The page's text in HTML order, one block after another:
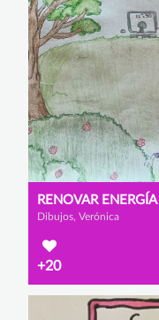
Dibujos, Verónica
+20